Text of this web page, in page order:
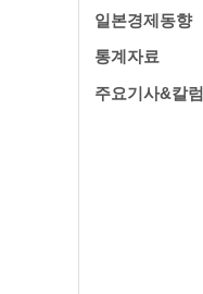
일본경제동향
통계자료
주요기사&칼럼